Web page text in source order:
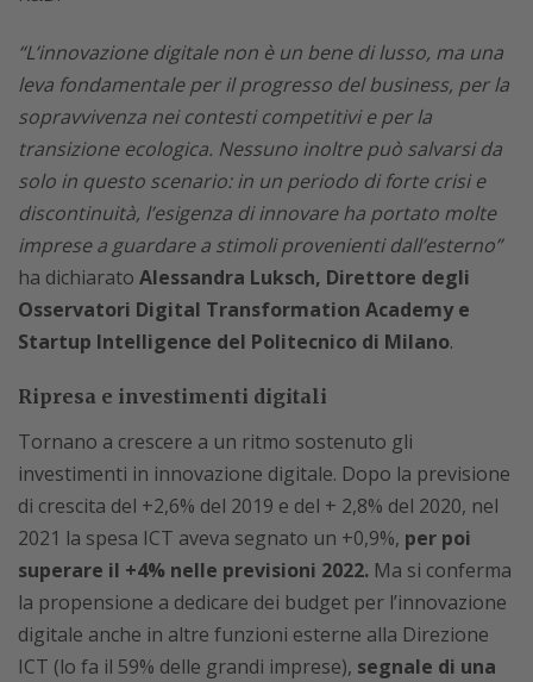
“L’innovazione digitale non è un bene di lusso, ma una
leva fondamentale per il progresso del business, per la
sopravvivenza nei contesti competitivi e per la
transizione ecologica. Nessuno inoltre può salvarsi da
solo in questo scenario: in un periodo di forte crisi e
discontinuità, l’esigenza di innovare ha portato molte
imprese a guardare a stimoli provenienti dall’esterno”
ha dichiarato Alessandra Luksch, Direttore degli
Osservatori Digital Transformation Academy e
Startup Intelligence del Politecnico di Milano.
Ripresa e investimenti digitali
Tornano a crescere a un ritmo sostenuto gli
investimenti in innovazione digitale. Dopo la previsione
di crescita del +2,6% del 2019 e del + 2,8% del 2020, nel
2021 la spesa ICT aveva segnato un +0,9%, per poi
superare il +4% nelle previsioni 2022. Ma si conferma
la propensione a dedicare dei budget per l’innovazione
digitale anche in altre funzioni esterne alla Direzione
ICT (lo fa il 59% delle grandi imprese), segnale di una